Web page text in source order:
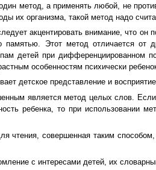
метод, а применять любой, не
их организма, такой метод надо
акцентировать внимание, что он
памятью. Этот метод отличается
детей при дифференциированном
особенностям психически
детское представление и
является метод целых слов.
ребенка, то при использовании
чтения, совершенная таким
с интересами детей, их